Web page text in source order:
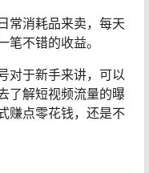
常消耗品来卖，每天
不错的收益。
对于新手来讲，可以
了解短视频流量的曝
赚点零花钱，还是不